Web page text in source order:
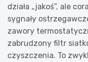
działa „jakoś”, ale
sygnały
zawory
zabrudzony filtr
czyszczenia. To